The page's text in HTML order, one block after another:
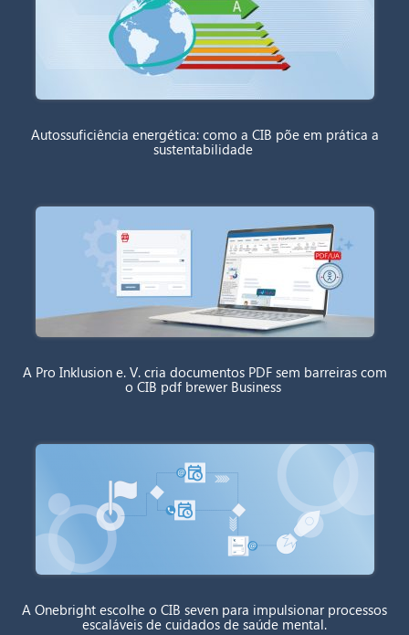
Autossuficiência energética: como a CIB põe em prática a
sustentabilidade
A Pro Inklusion e. V. cria documentos PDF sem barreiras com
o CIB pdf brewer Business
A Onebright escolhe o CIB seven para impulsionar processos
escaláveis de cuidados de saúde mental.